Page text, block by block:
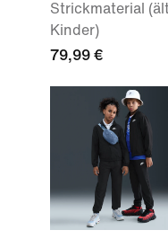
Strickmaterial
Kinder)
79,99 €